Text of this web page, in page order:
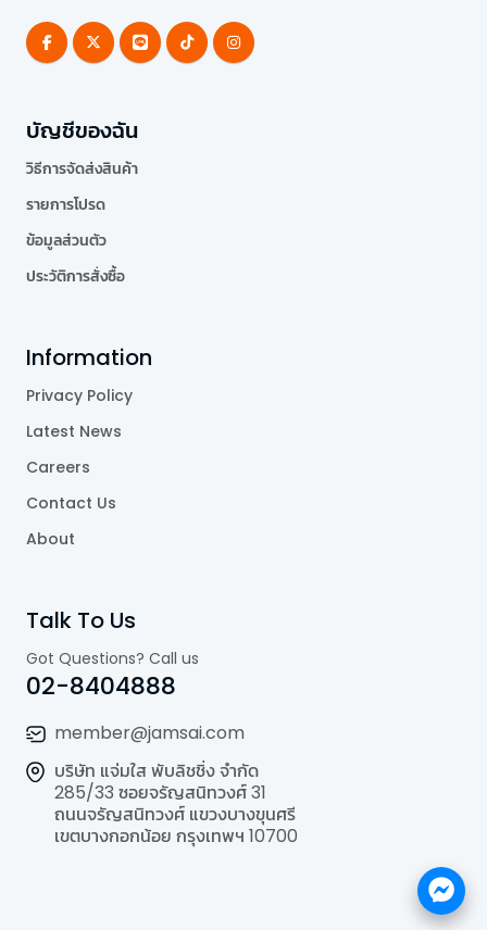
บัญชีของฉัน
วิธีการจัดส่งสินค้า
รายการโปรด
ข้อมูลส่วนตัว
ประวัติการสั่งซื้อ
Information
Privacy Policy
Latest News
Careers
Contact Us
About
Talk To Us
Got Questions? Call us
02-8404888
member@jamsai.com
บริษัท แจ่มใส พับลิชชิ่ง จำกัด
285/33 ซอยจรัญสนิทวงศ์ 31
ถนนจรัญสนิทวงศ์ แขวงบางขุนศรี
เขตบางกอกน้อย กรุงเทพฯ 10700